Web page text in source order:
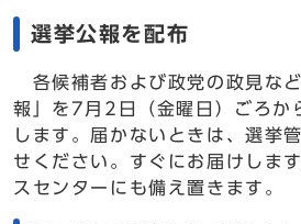
選挙公報を配布
各候補者および政党の政見な
報」を7月2日（金曜日）ごろか
します。届かないときは、選挙
せください。すぐにお届けしま
スセンターにも備え置きます。